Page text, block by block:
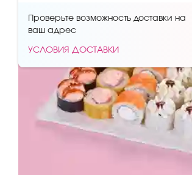
Проверьте возможность доставки на
ваш адрес
УСЛОВИЯ ДОСТАВКИ